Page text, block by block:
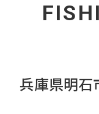
兵庫県明石